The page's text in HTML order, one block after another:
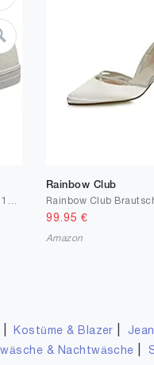
Rainbow Club
99.95 €
Amazon
Kostüme & Blazer
& Nachtwäsche